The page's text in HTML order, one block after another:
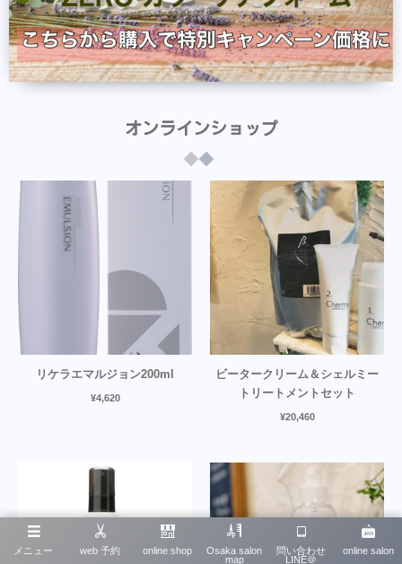
オンラインショップ
リケラエマルジョン200ml
¥4,620
ビータークリーム＆シェルミー
トリートメントセット
¥20,460
メニュー web 予約 online shop
Osaka salon
map
問い合わせ
LINE＠
online salon